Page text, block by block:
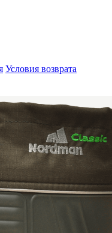
Условия возврата